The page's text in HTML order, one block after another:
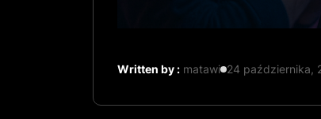
Written by : matawi 24 października,